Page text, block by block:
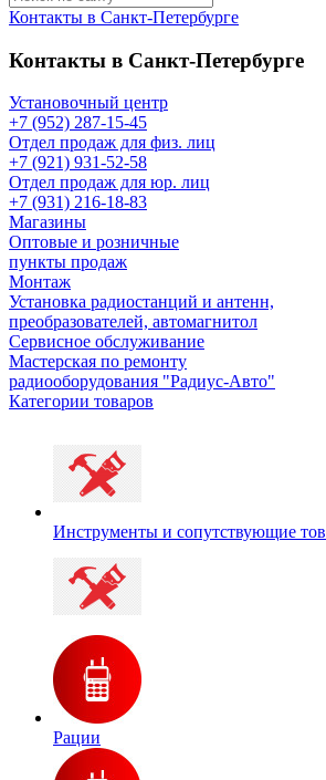
Контакты в Санкт-Петербурге
Контакты в Санкт-Петербурге
Установочный центр
+7 (952) 287-15-45
Отдел продаж для физ. лиц
+7 (921) 931-52-58
Отдел продаж для юр. лиц
+7 (931) 216-18-83
Магазины
Оптовые и розничные
пункты продаж
Монтаж
Установка радиостанций и антенн,
преобразователей, автомагнитол
Сервисное обслуживание
Мастерская по ремонту
радиооборудования "Радиус-Авто"
Категории товаров
Инструменты и сопутствующие
Рации